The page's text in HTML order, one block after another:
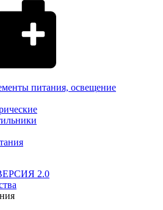
питания, освещение
2.0